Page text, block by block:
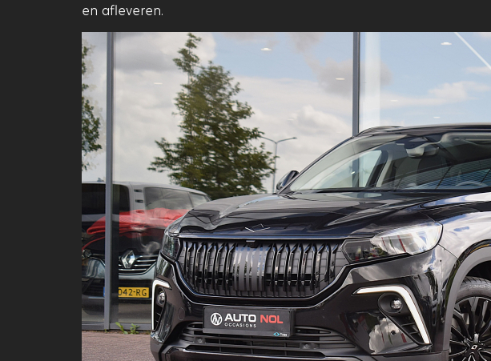
en afleveren.